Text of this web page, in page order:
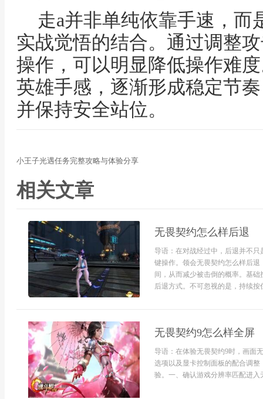
走a并非单纯依靠手速，而
实战觉悟的结合。通过调整
操作，可以明显降低操作难
英雄手感，逐渐形成稳定节
并保持安全站位。
小王子光遇任务完整攻略与体验分享
相关文章
无畏契约怎么样后退
导语：在对战经过中，后退并不
键操作。领会无畏契约怎么样后
间，从而减少被击倒的概率。基
后退方式。不可忽视的是，持续
无畏契约9怎么样全屏
导语：在体验无畏契约9时，画面
选项以及显卡控制面板的配合调
验。一、确认游戏分辨率匹配进入